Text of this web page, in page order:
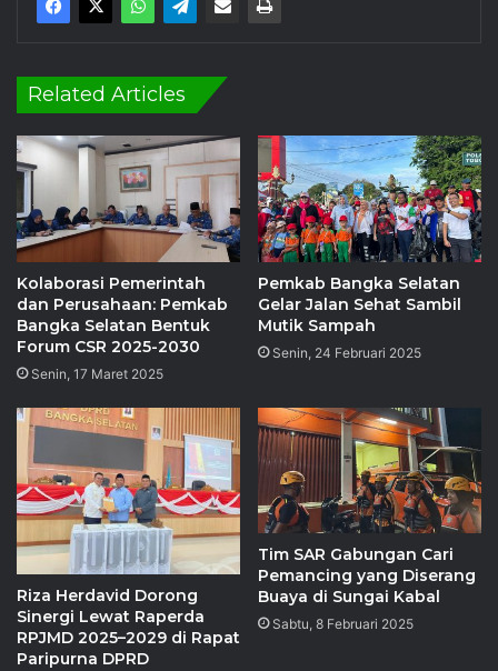
Related Articles
Kolaborasi Pemerintah
dan Perusahaan: Pemkab
Bangka Selatan Bentuk
Forum CSR 2025-2030
Senin, 17 Maret 2025
Pemkab Bangka Selatan
Gelar Jalan Sehat Sambil
Mutik Sampah
Senin, 24 Februari 2025
Riza Herdavid Dorong
Sinergi Lewat Raperda
RPJMD 2025–2029 di Rapat
Paripurna DPRD
Tim SAR Gabungan Cari
Pemancing yang Diserang
Buaya di Sungai Kabal
Sabtu, 8 Februari 2025